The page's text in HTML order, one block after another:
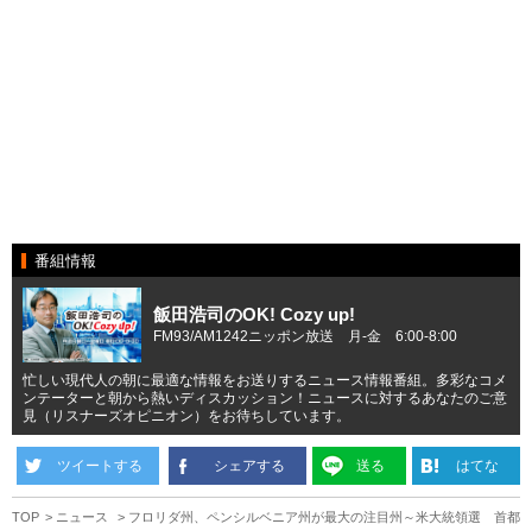
番組情報
飯田浩司のOK! Cozy up!
FM93/AM1242ニッポン放送 月-金 6:00-8:00
忙しい現代人の朝に最適な情報をお送りするニュース情報番組。多彩なコメ
ンテーターと朝から熱いディスカッション！ニュースに対するあなたのご意
見（リスナーズオピニオン）をお待ちしています。
ツイートする シェアする 送る はてな
TOP ニュース
フロリダ州、ペンシルベニア州が最大の注目州～米大統領選 首都